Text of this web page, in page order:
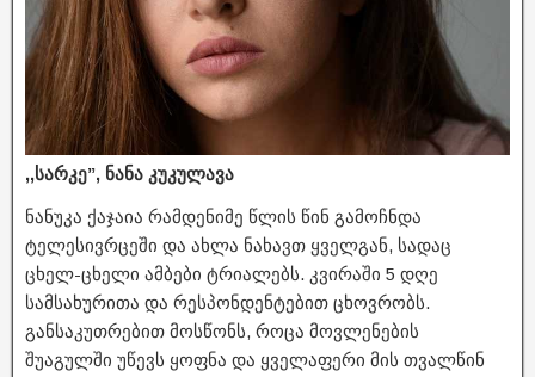
,,სარკე”, ნანა კუკულავა
ნანუკა ქაჯაია რამდენიმე წლის წინ გამოჩნდა
ტელესივრცეში და ახლა ნახავთ ყველგან, სადაც
ცხელ-ცხელი ამბები ტრიალებს. კვირაში 5 დღე
სამსახურითა და რესპონდენტებით ცხოვრობს.
განსაკუთრებით მოსწონს, როცა მოვლენების
შუაგულში უწევს ყოფნა და ყველაფერი მის თვალწინ